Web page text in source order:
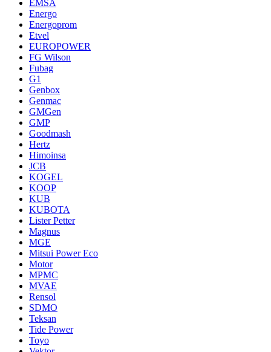
EMSA
Energo
Energoprom
Etvel
EUROPOWER
FG Wilson
Fubag
G1
Genbox
Genmac
GMGen
GMP
Goodmash
Hertz
Himoinsa
JCB
KOGEL
KOOP
KUB
KUBOTA
Lister Petter
Magnus
MGE
Mitsui Power Eco
Motor
MPMC
MVAE
Rensol
SDMO
Teksan
Tide Power
Toyo